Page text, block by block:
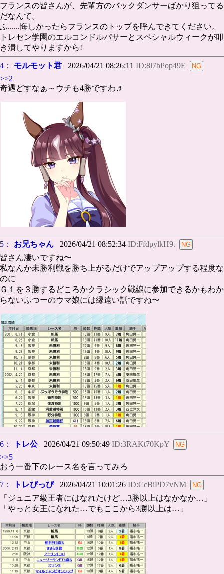
フランスの皆さんが、先輩方のバックダンサーばかり狙ってる
だなんて。
ふ......悔しかったらフランスのトップを呼んできてください。
トレセン学園のエルコンドルパサーとスペシャルウィークが叩
き潰してやりますから!
4： モルモット君 2026/04/21 08:26:11 ID:8l7bPop49E
>>2
奇遇どすなぁ～ウチも4勝ですわ♬
5： お兄ちゃん 2026/04/21 08:52:34 ID:FfdpylkH9.
皆さん凄いですね〜
私なんか未勝利戦を勝ち上がるだけでアップアップする程度な
のに
Ｇ１を３勝するどころかクラシック戦線に参加できるかもわか
らないふつーのウマ娘には縁遠い話ですね〜
6： トレ公2026/04/21 09:50:49 ID:3RAKt70KpY
>>5
おう一番下のレース名を言ってみろ
7： トレぴっぴ2026/04/21 10:01:26 ID:CcBiPD7vNM
「ジュニア級王者にはなれたけど…3勝以上はなかなか…」
「やっと女王になれた…でもここから3勝以上は…」